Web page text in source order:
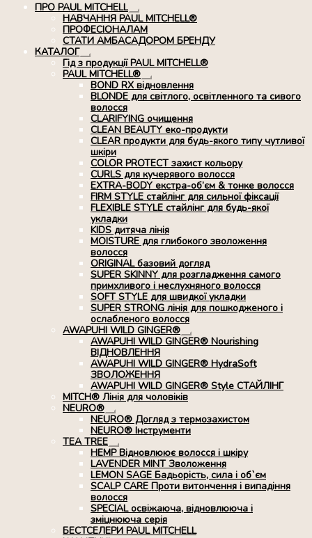
ПРО PAUL MITCHELL
Розгорнуте
вкладене
меню
НАВЧАННЯ PAUL MITCHELL®
ПРОФЕСІОНАЛАМ
СТАТИ АМБАСАДОРОМ БРЕНДУ
КАТАЛОГ
Розгорнуте
вкладене
меню
Гід з продукції PAUL MITCHELL®
PAUL MITCHELL®
Розгорнуте
вкладене
меню
BOND RX вiдновлення
BLONDE для світлого, освітленного та сивого
волосся
CLARIFYING очищення
CLEAN BEAUTY еко-продукти
CLEAR продукти для будь-якого типу чутливої
шкіри
COLOR PROTECT захист кольору
CURLS для кучерявого волосся
EXTRA-BODY екстра-об’єм & тонке волосся
FIRM STYLE стайлінг для сильної фіксації
FLEXIBLE STYLE стайлінг для будь-якої
укладки
KIDS дитяча лінія
MOISTURE для глибокого зволоження
волосся
ORIGINAL базовий догляд
SUPER SKINNY для розгладження самого
примхливого і неслухняного волосся
SOFT STYLE для швидкої укладки
SUPER STRONG лінія для пошкодженого і
ослабленого волосся
AWAPUHI WILD GINGER®
Розгорнуте
вкладене
меню
AWAPUHI WILD GINGER® Nourishing
ВІДНОВЛЕННЯ
AWAPUHI WILD GINGER® HydraSoft
ЗВОЛОЖЕННЯ
AWAPUHI WILD GINGER® Style СТАЙЛІНГ
MITCH® Лінія для чоловіків
NEURO®
Розгорнуте
вкладене
меню
NEURO® Догляд з термозахистом
NEURO® Інструменти
TEA TREE
Розгорнуте
вкладене
меню
HEMP Відновлюює волосся і шкіру
LAVENDER MINT Зволоження
LEMON SAGE Бадьорість, сила і об`єм
SCALP CARE Проти витончення і випадіння
волосся
SPECIAL освіжаюча, відновлююча і
зміцнююча серія
БЕСТСЕЛЕРИ PAUL MITCHELL